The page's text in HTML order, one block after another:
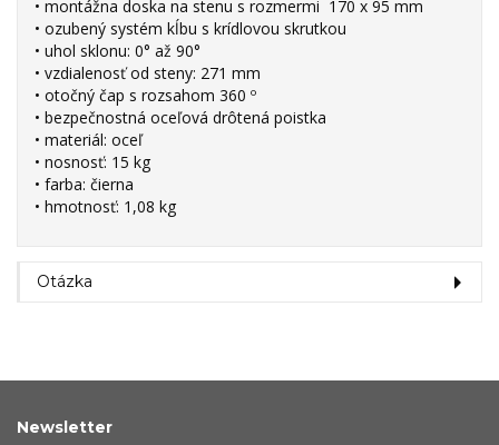
• montážna doska na stenu s rozmermi 170 x 95 mm
• ozubený systém kĺbu s krídlovou skrutkou
• uhol sklonu: 0° až 90°
• vzdialenosť od steny: 271 mm
• otočný čap s rozsahom 360 º
• bezpečnostná oceľová drôtená poistka
• materiál: oceľ
• nosnosť: 15 kg
• farba: čierna
• hmotnosť: 1,08 kg
Otázka
Newsletter